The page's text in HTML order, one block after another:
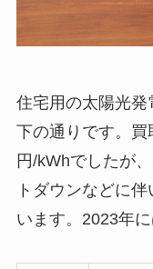
住宅用の太陽光発
下の通りです。
円/kWhでしたが
トダウンなどに
います。2023年